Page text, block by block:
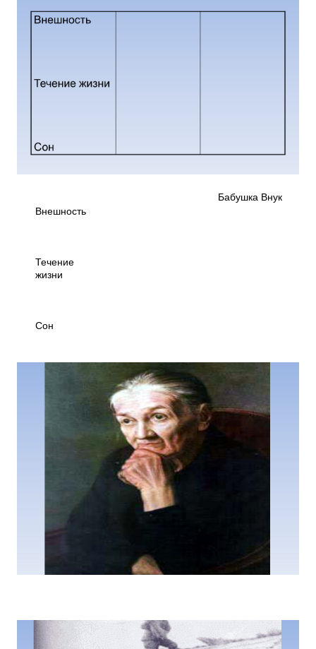
Бабушка Внук
Внешность
Течение
жизни
Сон